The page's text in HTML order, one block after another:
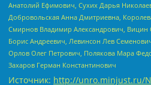
Анатолий Ефимович, Сухих Дарья
Добровольская Анна Дмитриевна,
Смирнов Владимир Александрович, Вицин
Борис Андреевич, Левинсон Лев
Орлов Олег Петрович, Полякова Мара
Захаров Герман Константинович
Источник: http://unro.minjust.ru/